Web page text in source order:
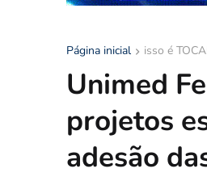
Página inicial isso é
Unimed
projetos
adesão